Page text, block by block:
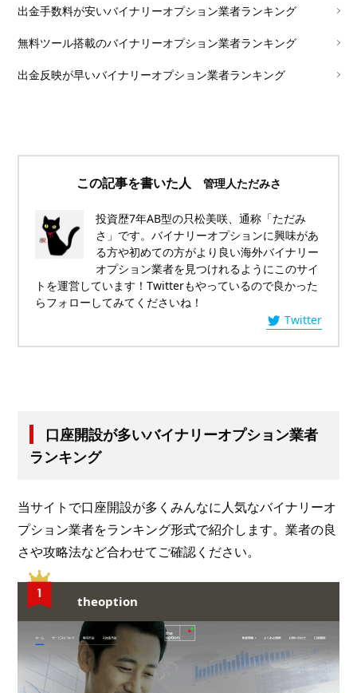
出金手数料が安いバイナリーオプション業者ランキング
無料ツール搭載のバイナリーオプション業者ランキング
出金反映が早いバイナリーオプション業者ランキング
この記事を書いた人 管理人ただみさ
投資歴7年AB型の只松美咲、通称「ただみ
さ」です。バイナリーオプションに興味があ
る方や初めての方がより良い海外バイナリー
オプション業者を見つけれるようにこのサイ
トを運営しています！Twitterもやっているので良かった
らフォローしてみてくださいね！
Twitter
口座開設が多いバイナリーオプション業者
ランキング
当サイトで口座開設が多くみんなに人気なバイナリーオ
プション業者をランキング形式で紹介します。業者の良
さや攻略法など合わせてご確認ください。
theoption